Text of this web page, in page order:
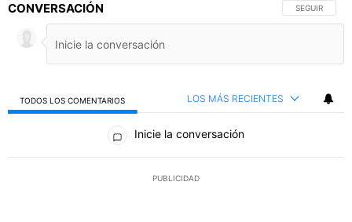
CONVERSACIÓN SIGA ESTA
SEGUIR
TODOS LOS COMENTARIOS LOS MÁS RECIENTES
Todos los comentarios
Inicie la conversación
PUBLICIDAD